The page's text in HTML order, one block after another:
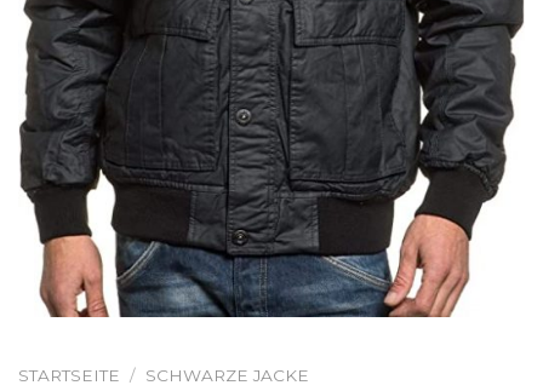
STARTSEITE / SCHWARZE JACKE